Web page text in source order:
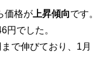
価格が 上昇傾向です。
円でした。
で伸びており、1月